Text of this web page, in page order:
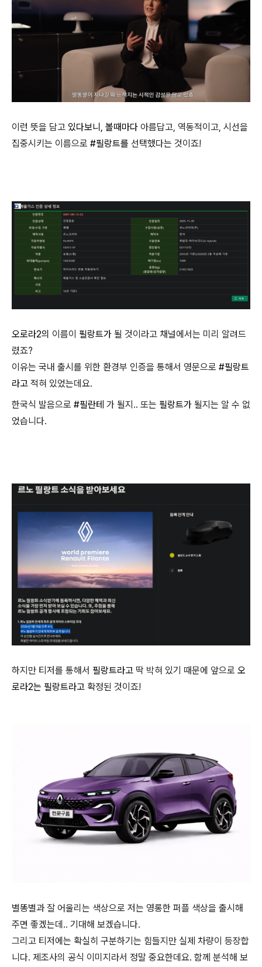
이런 뜻을 담고 있다보니, 볼때마다 아름답고, 역동적이고, 시선을
집중시키는 이름으로 #필랑트를 선택했다는 것이죠!
오로라2의 이름이 필랑트가 될 것이라고 채널에서는 미리 알려드
렸죠?
이유는 국내 출시를 위한 환경부 인증을 통해서 영문으로 #필랑트
라고 적혀 있었는데요.
한국식 발음으로 #필란테 가 될지.. 또는 필랑트가 될지는 알 수 없
었습니다.
하지만 티저를 통해서 필랑트라고 딱 박혀 있기 때문에 앞으로 오
로라2는 필랑트라고 확정된 것이죠!
별똥별과 잘 어울리는 색상으로 저는 영롱한 퍼플 색상을 출시해
주면 좋겠는데.. 기대해 보겠습니다.
그리고 티저에는 확실히 구분하기는 힘들지만 실제 차량이 등장합
니다. 제조사의 공식 이미지라서 정말 중요한데요. 함께 분석해 보